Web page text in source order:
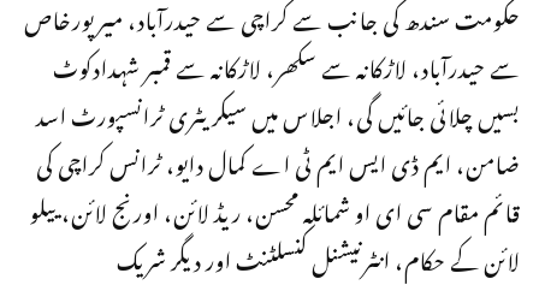
حکومت سندھ کی جانب سے کراچی سے حیدرآباد، میرپورخاص
سے حیدرآباد، لاڑکانہ سے سکھر، لاڑکانہ سے قمبر شہدادکوٹ
بسیں چلائی جائیں گی، اجلاس میں سیکریٹری ٹرانسپورٹ اسد
ضامن، ایم ڈی ایس ایم ٹی اے کمال دایو، ٹرانس کراچی کی
قائم مقام سی ای او شمائلہ محسن، ریڈ لائن، اورنج لائن، ییلو
لائن کے حکام، انٹرنیشنل کنسلٹنٹ اور دیگر شریک